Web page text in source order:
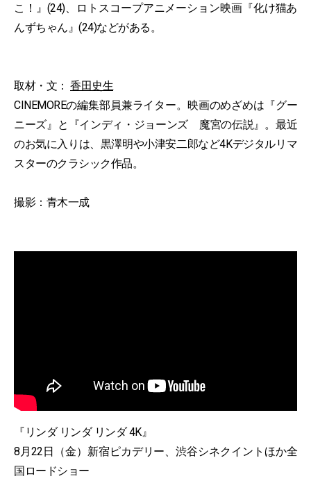
こ！』(24)、ロトスコープアニメーション映画『化け猫あ
んずちゃん』(24)などがある。
取材・文： 香田史生
CINEMOREの編集部員兼ライター。映画のめざめは『グー
ニーズ』と『インディ・ジョーンズ 魔宮の伝説』。最近
のお気に入りは、黒澤明や小津安二郎など4Kデジタルリマ
スターのクラシック作品。
撮影：青木一成
『リンダ リンダ リンダ 4K』
8月22日（金）新宿ピカデリー、渋谷シネクイントほか全
国ロードショー